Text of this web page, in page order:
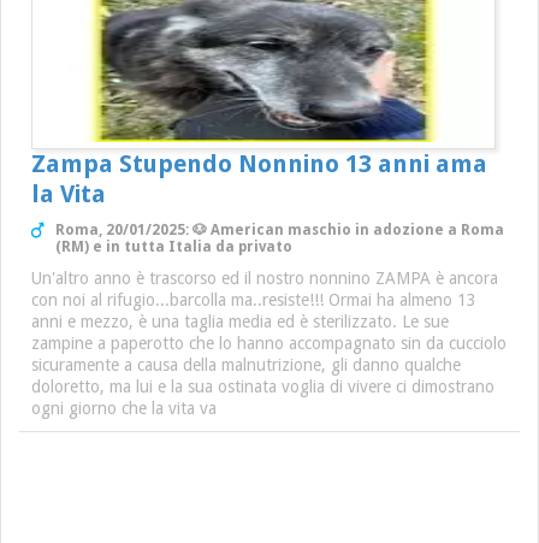
Zampa Stupendo Nonnino 13 anni ama
la Vita
Roma, 20/01/2025: 🐶 American maschio in adozione a Roma
(RM) e in tutta Italia da privato
Un'altro anno è trascorso ed il nostro nonnino ZAMPA è ancora
con noi al rifugio...barcolla ma..resiste!!! Ormai ha almeno 13
anni e mezzo, è una taglia media ed è sterilizzato. Le sue
zampine a paperotto che lo hanno accompagnato sin da cucciolo
sicuramente a causa della malnutrizione, gli danno qualche
doloretto, ma lui e la sua ostinata voglia di vivere ci dimostrano
ogni giorno che la vita va